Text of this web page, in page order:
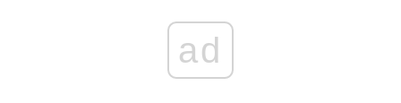
ad